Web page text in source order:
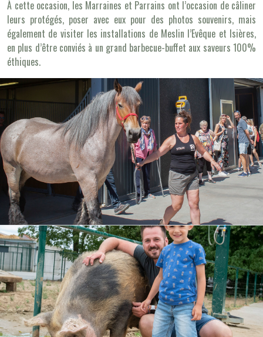
À cette occasion, les Marraines et Parrains ont l’occasion de câliner
leurs protégés, poser avec eux pour des photos souvenirs, mais
également de visiter les installations de Meslin l’Evêque et Isières,
en plus d’être conviés à un grand barbecue-buffet aux saveurs 100%
éthiques.